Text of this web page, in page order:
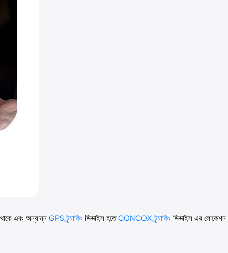
এবং অন্যান্ন GPS ট্র্যাকিং ডিভাইস হতেCONCOX ট্র্যাকিং ডিভাইস এর লোকেশন